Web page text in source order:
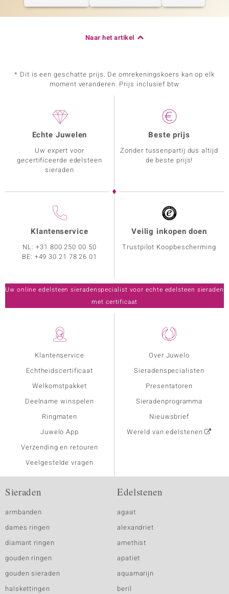
Naar het artikel
* Dit is een geschatte prijs. De omrekeningskoers kan op elk
moment veranderen. Prijs inclusief btw
Klantenservice
Echtheidscertificaat
Welkomstpakket
Deelname winspelen
Ringmaten
Juwelo App
Verzending en retouren
Veelgestelde vragen
Over Juwelo
Sieradenspecialisten
Presentatoren
Sieradenprogramma
Nieuwsbrief
Wereld van edelstenen
Echte Juwelen
Uw expert voor
gecertificeerde edelsteen
sieraden
Beste prijs
Zonder tussenpartij dus altijd
de beste prijs!
Klantenservice
NL:+31 800 250 00 50
BE: +49 30 21 78 26 01
Veilig inkopen doen
Trustpilot Koopbescherming
Uw online edelsteen sieradenspecialist voor echte edelsteen sieraden
met certificaat
Sieraden
armbanden
dames ringen
diamant ringen
gouden ringen
gouden sieraden
halskettingen
Edelstenen
agaat
alexandriet
amethist
apatiet
aquamarijn
beril